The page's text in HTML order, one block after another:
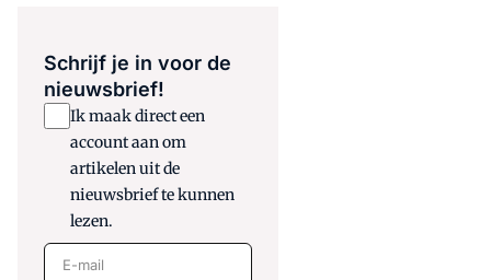
Schrijf je in voor de
nieuwsbrief!
Ik maak direct een
account aan om
artikelen uit de
nieuwsbrief te kunnen
lezen.
E-mail